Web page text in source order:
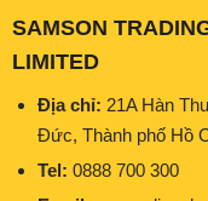
SAMSON
LIMITED
Địa chỉ: 21A Hàn
Đức, Thành phố Hồ
Tel: 0888 700 300